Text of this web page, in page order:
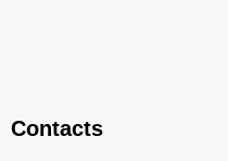
Contacts